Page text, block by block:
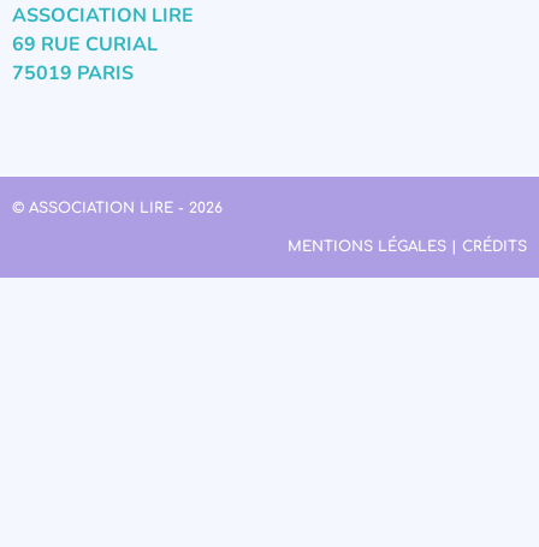
ASSOCIATION LIRE
69 RUE CURIAL
75019 PARIS
© ASSOCIATION LIRE - 2026
MENTIONS LÉGALES | CRÉDITS